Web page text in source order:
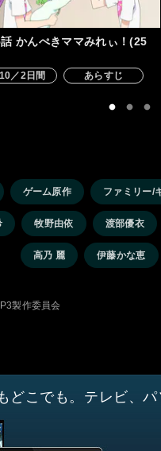
かんぺきママみれぃ！(25
／2日間 あらすじ
ゲーム原作 ファミリー/
牧野由依 渡部優衣
高乃 麗 伊藤かな恵
製作委員会
どこでも。テレビ、